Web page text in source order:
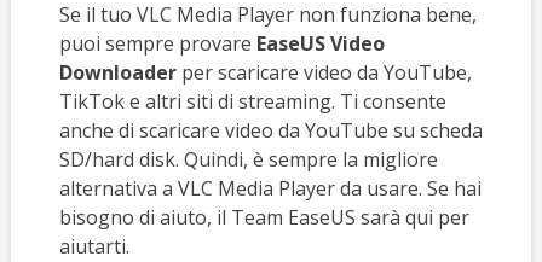
Se il tuo VLC Media Player non funziona bene,
puoi sempre provare EaseUS Video
Downloaderper scaricare video da YouTube,
TikTok e altri siti di streaming. Ti consente
anche di scaricare video da YouTube su scheda
SD/hard disk. Quindi, è sempre la migliore
alternativa a VLC Media Player da usare. Se hai
bisogno di aiuto, il Team EaseUS sarà qui per
aiutarti.